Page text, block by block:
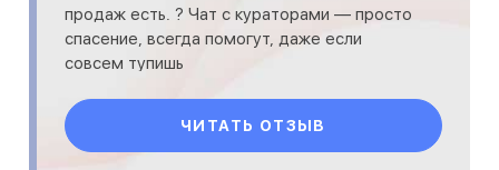
продаж есть. ? Чат с кураторами — просто
спасение, всегда помогут, даже если
совсем тупишь
ЧИТАТЬ ОТЗЫВ